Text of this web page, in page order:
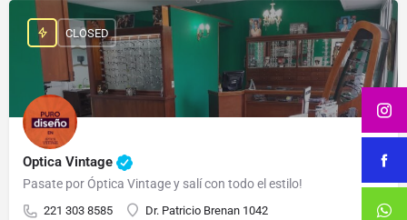
Optica Vintage
Pasate por Óptica Vintage y salí con todo el estilo!
221 303 8585 Dr. Patricio Brenan 1042
CLOSED